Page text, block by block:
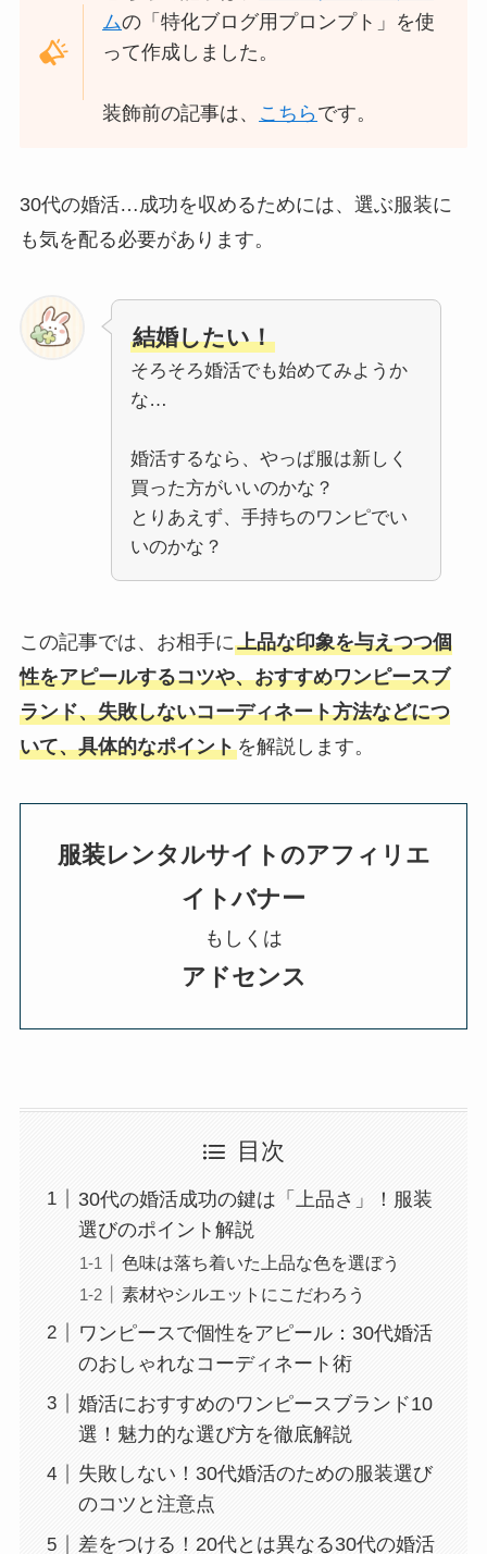
ムの「特化ブログ用プロンプト」を使
って作成しました。
装飾前の記事は、 こちら です。
30代の婚活…成功を収めるためには、選ぶ服装に
も気を配る必要があります。
結婚したい！
そろそろ婚活でも始めてみようか
な…
婚活するなら、やっぱ服は新しく
買った方がいいのかな？
とりあえず、手持ちのワンピでい
いのかな？
この記事では、お相手に上品な印象を与えつつ個
性をアピールするコツや、おすすめワンピースブ
ランド、失敗しないコーディネート方法などにつ
いて、具体的なポイントを解説します。
服装レンタルサイトのアフィリエ
イトバナー
もしくは
アドセンス
目次
30代の婚活成功の鍵は「上品さ」！服装
選びのポイント解説
色味は落ち着いた上品な色を選ぼう
素材やシルエットにこだわろう
ワンピースで個性をアピール：30代婚活
のおしゃれなコーディネート術
婚活におすすめのワンピースブランド10
選！魅力的な選び方を徹底解説
失敗しない！30代婚活のための服装選び
のコツと注意点
差をつける！20代とは異なる30代の婚活